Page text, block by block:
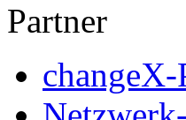
Partner
changeX-